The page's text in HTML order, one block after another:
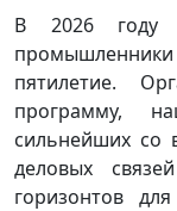
В 2026 году
пятилетие.
программу,
сильнейших со
деловых
горизонтов